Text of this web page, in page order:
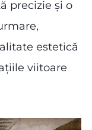
precizie și o
estetică
viitoare